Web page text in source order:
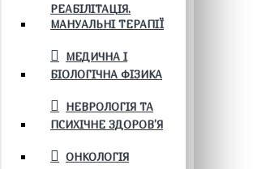
РЕАБІЛІТАЦІЯ.
МАНУАЛЬНІ ТЕРАПІЇ
МЕДИЧНА І
БІОЛОГІЧНА ФІЗИКА
НЕВРОЛОГІЯ ТА
ПСИХІЧНЕ ЗДОРОВ’Я
ОНКОЛОГІЯ